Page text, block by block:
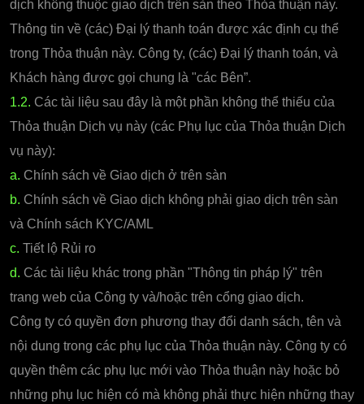
dịch không thuộc giao dịch trên sàn theo Thỏa thuận này.
Thông tin về (các) Đại lý thanh toán được xác định cụ thể
trong Thỏa thuận này. Công ty, (các) Đại lý thanh toán, và
Khách hàng được gọi chung là "các Bên”.
1.2. Các tài liệu sau đây là một phần không thể thiếu của
Thỏa thuận Dịch vụ này (các Phụ lục của Thỏa thuận Dịch
vụ này):
a. Chính sách về Giao dịch ở trên sàn
b. Chính sách về Giao dịch không phải giao dịch trên sàn
và Chính sách KYC/AML
c. Tiết lộ Rủi ro
d. Các tài liệu khác trong phần "Thông tin pháp lý" trên
trang web của Công ty và/hoặc trên cổng giao dịch.
Công ty có quyền đơn phương thay đổi danh sách, tên và
nội dung trong các phụ lục của Thỏa thuận này. Công ty có
quyền thêm các phụ lục mới vào Thỏa thuận này hoặc bỏ
những phụ lục hiện có mà không phải thực hiện những thay